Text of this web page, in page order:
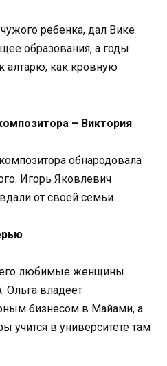
ребенка, дал Вике
образования, а годы
алтарю, как кровную
– Виктория
обнародовала
Игорь Яковлевич
от своей семьи.
его любимые женщины
Ольга владеет
бизнесом в Майами, а
учится в университете там